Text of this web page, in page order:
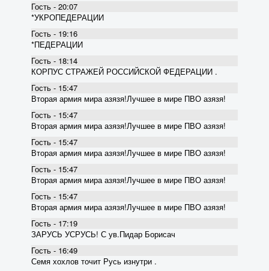
Гость - 20:07
*УКРОПЕДЕРАЦИИ
Гость - 19:16
*ПЕДЕРАЦИИ
Гость - 18:14
КОРПУС СТРАЖЕЙ РОССИЙСКОЙ ФЕДЕРАЦИИ .
Гость - 15:47
Вторая армия мира азязя!Лучшее в мире ПВО азязя!
Гость - 15:47
Вторая армия мира азязя!Лучшее в мире ПВО азязя!
Гость - 15:47
Вторая армия мира азязя!Лучшее в мире ПВО азязя!
Гость - 15:47
Вторая армия мира азязя!Лучшее в мире ПВО азязя!
Гость - 15:47
Вторая армия мира азязя!Лучшее в мире ПВО азязя!
Гость - 17:19
ЗАРУСЬ УСРУСЬ! С ув.Пидар Борисач
Гость - 16:49
Семя хохлов точит Русь изнутри .